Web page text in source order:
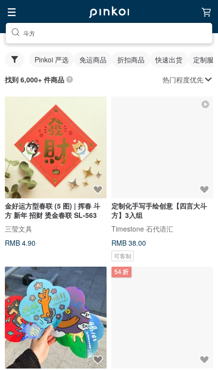
斗方
Pinkoi 严选 免运商品 折扣商品 快速出货 定制服
找到 6,000+ 件商品 热门程度优先
金好运方型春联 (5 图) | 挥春 斗
方 新年 招财 烫金春联 SL-563
三莹文具
RMB 4.90
定制化手写手绘创意【四言大斗
方】3入组
Timestone 石代语汇
RMB 38.00
可客制
54 折